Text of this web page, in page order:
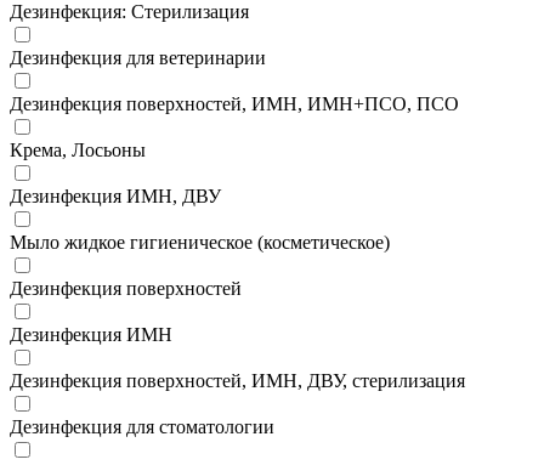
Дезинфекция: Стерилизация
Дезинфекция для ветеринарии
Дезинфекция поверхностей, ИМН, ИМН+ПСО, ПСО
Крема, Лосьоны
Дезинфекция ИМН, ДВУ
Мыло жидкое гигиеническое (косметическое)
Дезинфекция поверхностей
Дезинфекция ИМН
Дезинфекция поверхностей, ИМН, ДВУ, стерилизация
Дезинфекция для стоматологии